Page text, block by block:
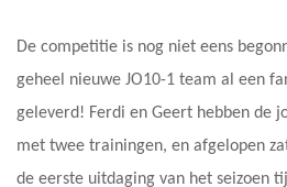
De competitie is nog niet eens
geheel nieuwe JO10-1 team al een
geleverd! Ferdi en Geert hebben de
met twee trainingen, en afgelopen
de eerste uitdaging van het seizoen